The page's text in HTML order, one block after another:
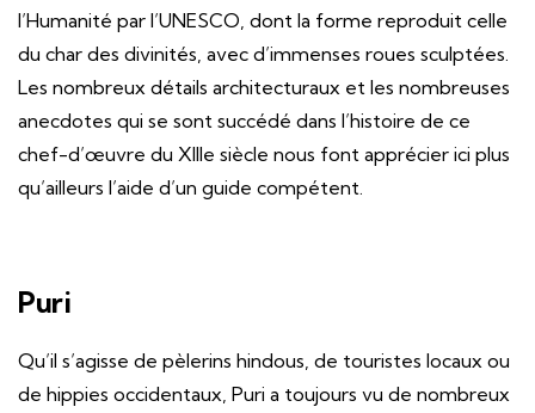
l’Humanité par l’UNESCO, dont la forme reproduit celle
du char des divinités, avec d’immenses roues sculptées.
Les nombreux détails architecturaux et les nombreuses
anecdotes qui se sont succédé dans l’histoire de ce
chef-d’œuvre du XIIIe siècle nous font apprécier ici plus
qu’ailleurs l’aide d’un guide compétent.
Puri
Qu’il s’agisse de pèlerins hindous, de touristes locaux ou
de hippies occidentaux, Puri a toujours vu de nombreux